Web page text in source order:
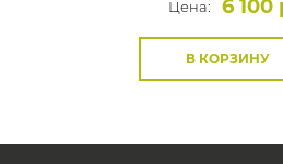
Цена:
6 100
В КОРЗИНУ